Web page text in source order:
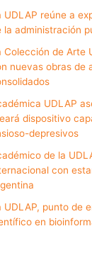
UDLAP reúne a
la administración
Colección de Arte
nuevas obras de
UDLAP
dispositivo
depresivos
de la
con
UDLAP, punto de
en